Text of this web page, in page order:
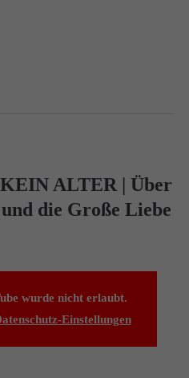
ALTER | Über
die Große Liebe
wurde nicht erlaubt.
Einstellungen